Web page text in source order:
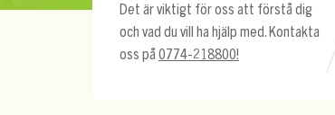
Det är viktigt för oss att förstå dig
och vad du vill ha hjälp med. Kontakta
oss på 0774-218800!